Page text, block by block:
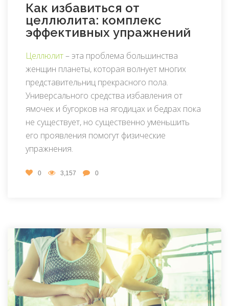
Как избавиться от
целлюлита: комплекс
эффективных упражнений
Целлюлит– эта проблема большинства
женщин планеты, которая волнует многих
представительниц прекрасного пола.
Универсального средства избавления от
ямочек и бугорков на ягодицах и бедрах пока
не существует, но существенно уменьшить
его проявления помогут физические
упражнения.
0 3,157 0